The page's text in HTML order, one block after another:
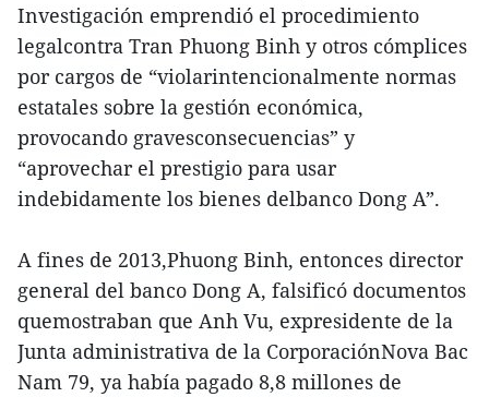
Investigación emprendió el procedimiento
legalcontra Tran Phuong Binh y otros cómplices
por cargos de “violarintencionalmente normas
estatales sobre la gestión económica,
provocando gravesconsecuencias” y
“aprovechar el prestigio para usar
indebidamente los bienes delbanco Dong A”.
A fines de 2013,Phuong Binh, entonces director
general del banco Dong A, falsificó documentos
quemostraban que Anh Vu, expresidente de la
Junta administrativa de la CorporaciónNova Bac
Nam 79, ya había pagado 8,8 millones de